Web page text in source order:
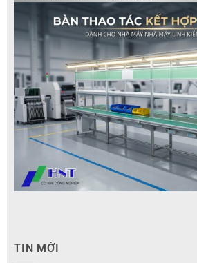
TIN MỚI